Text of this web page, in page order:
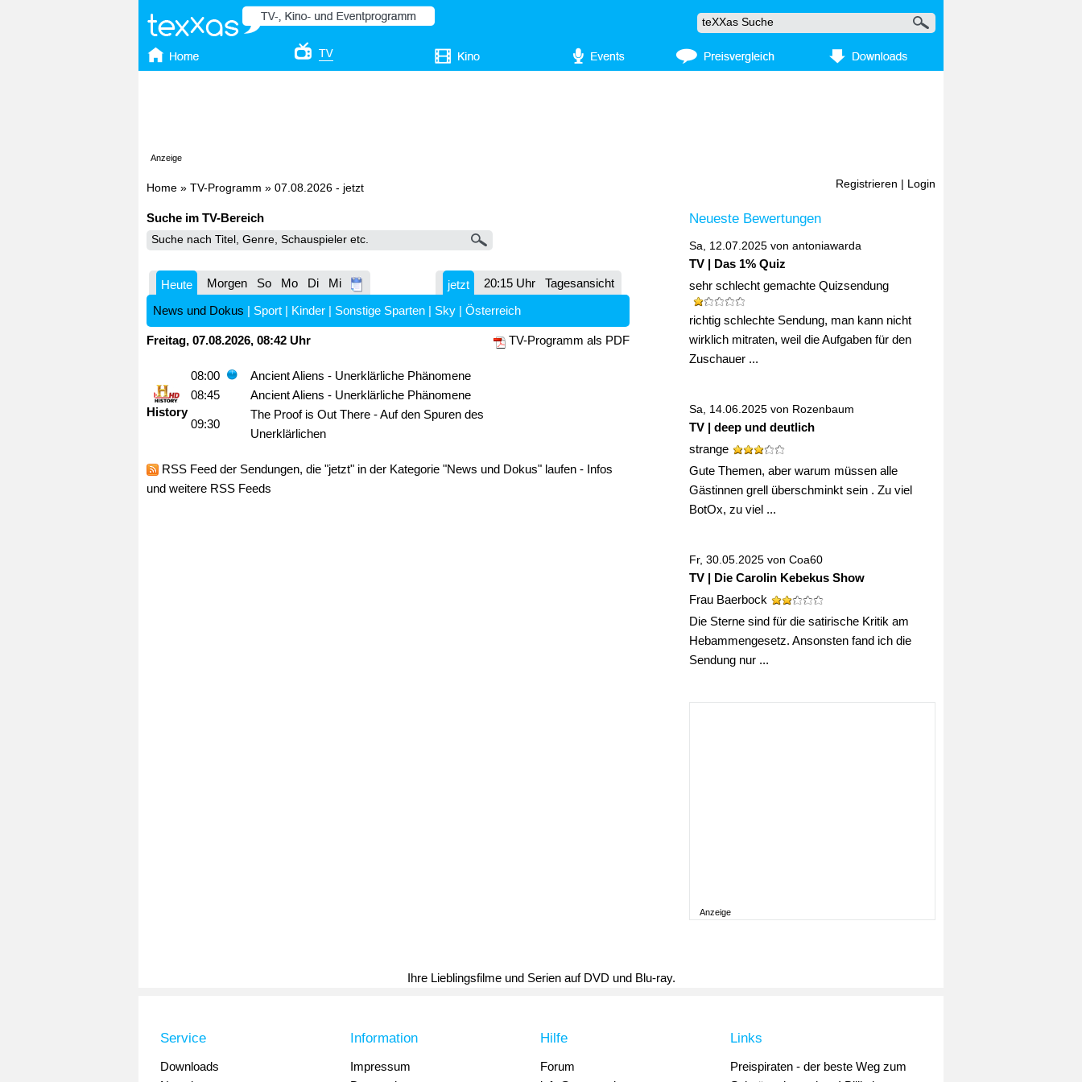
Anzeige
Home » TV-Programm » 07.08.2026 - jetzt Registrieren Login
Suche im TV-Bereich
Heute Morgen So Mo Di Mi jetzt 20:15 Uhr
Tagesansicht
News und Dokus | Sport | Kinder | Sonstige Sparten | Sky | Österreich
Freitag, 07.08.2026, 08:42 Uhr TV-Programm als PDF
History
08:00
Ancient Aliens - Unerklärliche Phänomene
08:45
Ancient Aliens - Unerklärliche Phänomene
09:30
The Proof is Out There - Auf den Spuren des
Unerklärlichen
RSS Feed der Sendungen, die "jetzt" in der Kategorie "News und Dokus" laufen - Infos
und weitere RSS Feeds
Neueste Bewertungen
Sa, 12.07.2025 von antoniawarda
TV | Das 1% Quiz
sehr schlecht gemachte Quizsendung
richtig schlechte Sendung, man kann nicht
wirklich mitraten, weil die Aufgaben für den
Zuschauer ...
Sa, 14.06.2025 von Rozenbaum
TV | deep und deutlich
strange
Gute Themen, aber warum müssen alle
Gästinnen grell überschminkt sein . Zu viel
BotOx, zu viel ...
Fr, 30.05.2025 von Coa60
TV | Die Carolin Kebekus Show
Frau Baerbock
Die Sterne sind für die satirische Kritik am
Hebammengesetz. Ansonsten fand ich die
Sendung nur ...
Anzeige
Ihre Lieblingsfilme und Serien auf DVD und Blu-ray.
Service
Downloads
Information
Impressum
Hilfe
Forum
Links
Preispiraten - der beste Weg zum